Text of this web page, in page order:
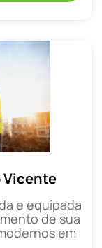
Vicente
e equipada
de sua
em